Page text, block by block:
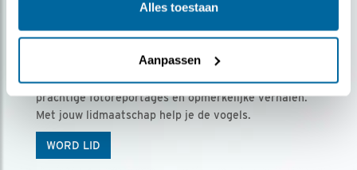
Alles toestaan
Aanpassen
Ontvang 5 x Vogels voor € 36,00 per jaar
Vogels is het tijdschrift voor onze leden, met
prachtige fotoreportages en opmerkelijke verhalen.
Met jouw lidmaatschap help je de vogels.
WORD LID